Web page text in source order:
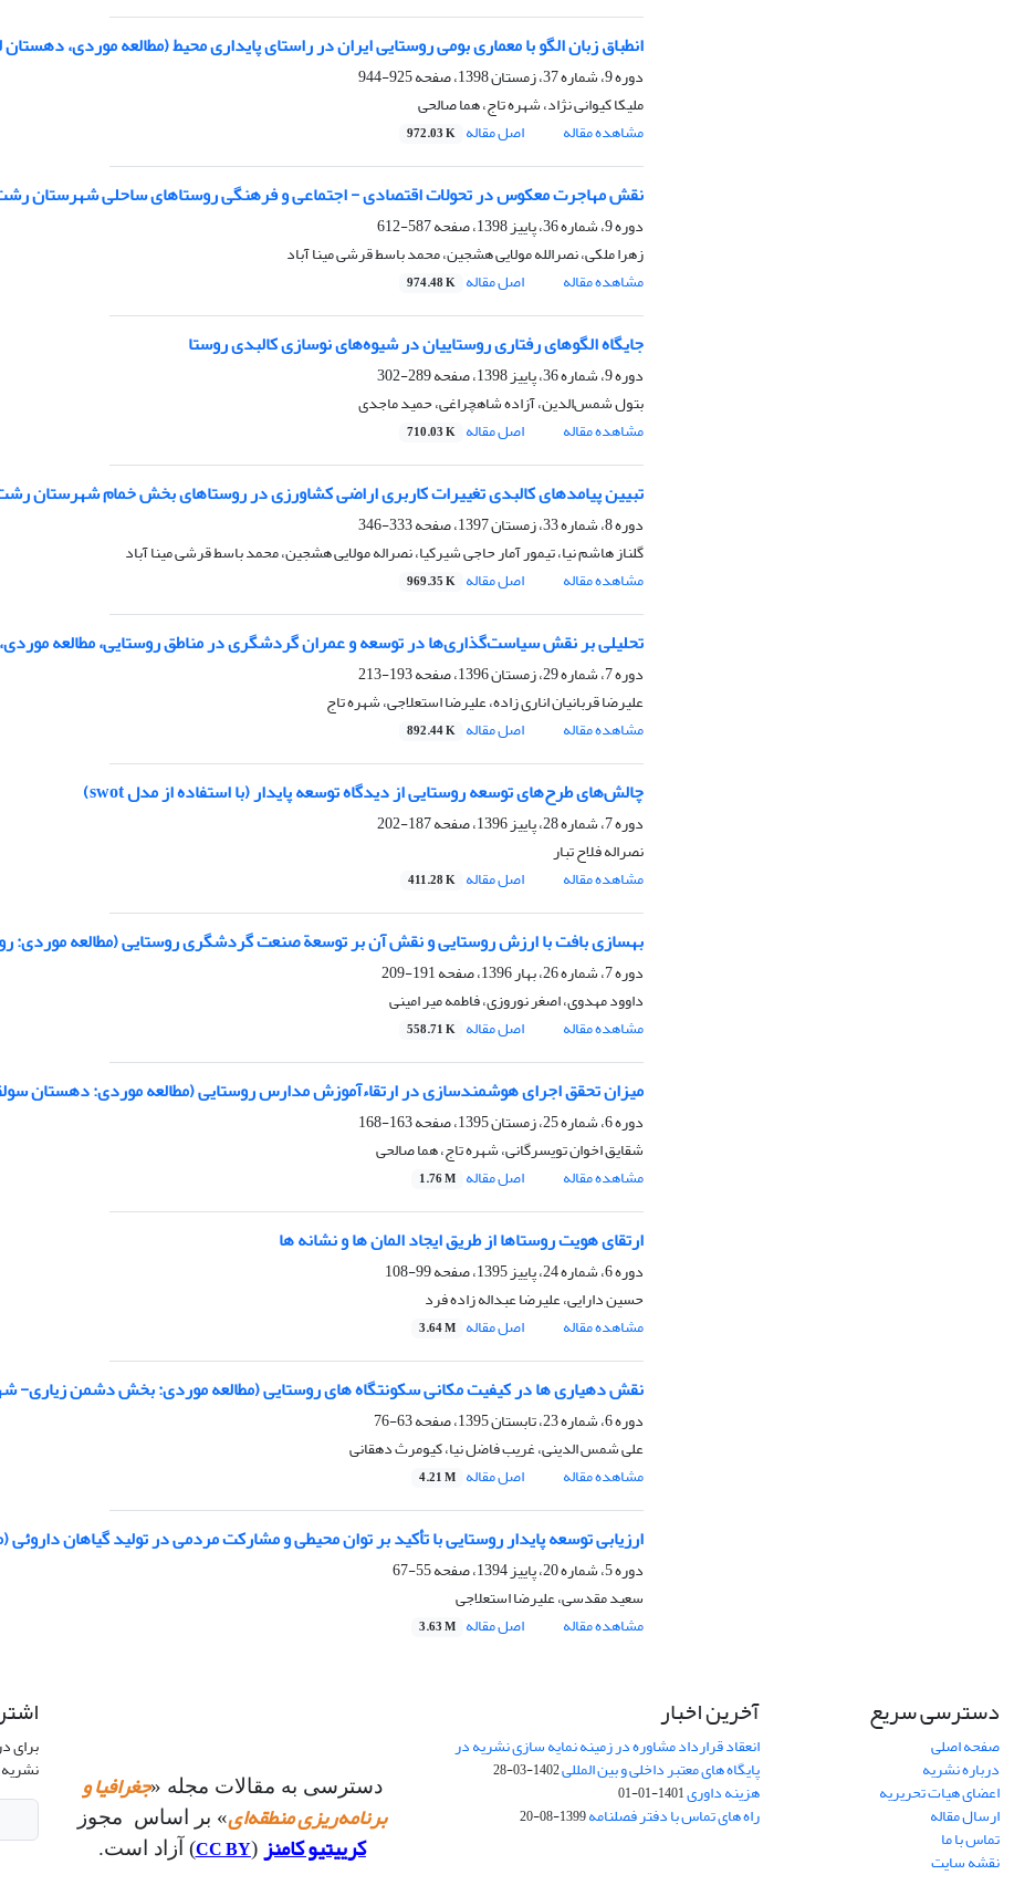
انطباق زبان الگو با معماری بومی روستایی ایران در راستای پایداری محیط (مطالعه موردی، دهستان
دوره 9، شماره 37، زمستان 1398، صفحه
925-944
ملیکا کیوانی نژاد، شهره تاج، هما صالحی
مشاهده مقاله
اصل مقاله 972.03 K
نقش مهاجرت معکوس در تحولات اقتصادی - اجتماعی و فرهنگی روستاهای ساحلی شهرستان
دوره 9، شماره 36، پاییز 1398، صفحه
587-612
زهرا ملکی، نصرالله مولایی هشجین، محمد باسط قرشی مینا آباد
مشاهده مقاله
اصل مقاله 974.48 K
جایگاه الگوهای رفتاری روستاییان در شیوه‌های نوسازی کالبدی روستا
دوره 9، شماره 36، پاییز 1398، صفحه
289-302
بتول شمس‌الدین، آزاده شاهچراغی، حمید ماجدی
مشاهده مقاله
اصل مقاله 710.03 K
تبیین پیامدهای کالبدی تغییرات کاربری اراضی کشاورزی در روستاهای بخش خمام شهرستان
دوره 8، شماره 33، زمستان 1397، صفحه
333-346
گلناز هاشم نیا، تیمور آمار حاجی شیرکیا، نصراله مولایی هشجین، محمد باسط قرشی مینا آباد‏‏
مشاهده مقاله
اصل مقاله 969.35 K
تحلیلی بر نقش سیاست‌گذاری‌ها در توسعه و عمران گردشگری در مناطق روستایی، مطالعه
دوره 7، شماره 29، زمستان 1396، صفحه
193-213
علیرضا قربانیان اناری زاده، علیرضا استعلاجی، شهره تاج
مشاهده مقاله
اصل مقاله 892.44 K
چالش‌های طرح‌های توسعه روستایی از دیدگاه توسعه پایدار (با استفاده از مدل swot)
دوره 7، شماره 28، پاییز 1396، صفحه
187-202
نصراله فلاح تبار
مشاهده مقاله
اصل مقاله 411.28 K
بهسازی بافت با ارزش روستایی و نقش آن بر توسعة صنعت گردشگری روستایی (مطالعه موردی:
دوره 7، شماره 26، بهار 1396، صفحه
191-209
داوود مهدوی، اصغر نوروزی، فاطمه میر امینی
مشاهده مقاله
اصل مقاله 558.71 K
میزان تحقق اجرای هوشمندسازی در ارتقاءآموزش مدارس روستایی (مطالعه موردی: دهستان
دوره 6، شماره 25، زمستان 1395، صفحه
163-168
شقایق اخوان تویسرگانی، شهره تاج، هما صالحی
مشاهده مقاله
اصل مقاله 1.76 M
ارتقای هویت روستاها از طریق ایجاد المان ها و نشانه ها
دوره 6، شماره 24، پاییز 1395، صفحه
99-108
حسین دارایی، علیرضا عبداله زاده فرد
مشاهده مقاله
اصل مقاله 3.64 M
نقش دهیاری ها در کیفیت مکانی سکونتگاه های روستایی (مطالعه موردی: بخش دشمن زیاری-
دوره 6، شماره 23، تابستان 1395، صفحه
63-76
علی شمس الدینی، غریب فاضل نیا، کیومرث دهقانی
مشاهده مقاله
اصل مقاله 4.21 M
ارزیابی توسعه پایدار روستایی با تأکید بر توان محیطی و مشارکت مردمی در تولید گیاهان
دوره 5، شماره 20، پاییز 1394، صفحه
55-67
سعید مقدسی، علیرضا استعلاجی
مشاهده مقاله
اصل مقاله 3.63 M
دسترسی سریع
صفحه اصلی
درباره نشریه
اعضای هیات تحریریه
ارسال مقاله
تماس با ما
نقشه سایت
آخرین اخبار
انعقاد قرارداد مشاوره در زمینه نمایه سازی نشریه در
پایگاه های معتبر داخلی و بین المللی1402-03-28
هزینه داوری1401-01-01
راه های تماس با دفتر فصلنامه1399-08-20
دسترسی به مقالات مجله «جغرافیا و
برنامه‌ریزی منطقه‌ای» بر اساس مجوز
کرییتیو کامنز (
CC BY) آزاد است.
برای